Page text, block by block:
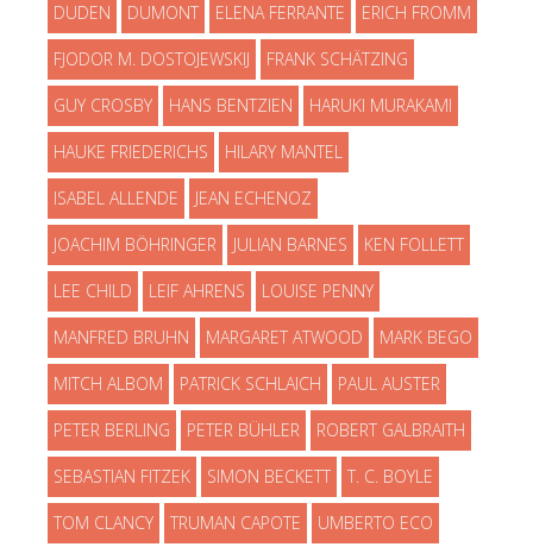
DUDEN DUMONT ELENA FERRANTE ERICH FROMM
FJODOR M. DOSTOJEWSKIJ FRANK SCHÄTZING
GUY CROSBY HANS BENTZIEN HARUKI MURAKAMI
HAUKE FRIEDERICHS HILARY MANTEL
ISABEL ALLENDE JEAN ECHENOZ
JOACHIM BÖHRINGER JULIAN BARNES KEN FOLLETT
LEE CHILD LEIF AHRENS LOUISE PENNY
MANFRED BRUHN MARGARET ATWOOD MARK BEGO
MITCH ALBOM PATRICK SCHLAICH PAUL AUSTER
PETER BERLING PETER BÜHLER ROBERT GALBRAITH
SEBASTIAN FITZEK SIMON BECKETT T. C. BOYLE
TOM CLANCY TRUMAN CAPOTE UMBERTO ECO